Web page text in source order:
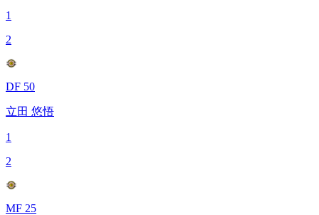
1
2
DF 50
立田 悠悟
1
2
MF 25